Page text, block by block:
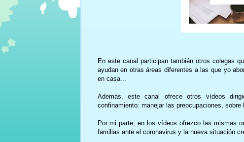
En este canal participan también otros colegas
ayudan en otras áreas diferentes a las que yo
en casa...
Además, este canal ofrece otros vídeos
confinamiento: manejar las preocupaciones,
Por mi parte, en los vídeos ofrezco las mismas
familias ante el coronavirus y la nueva situación